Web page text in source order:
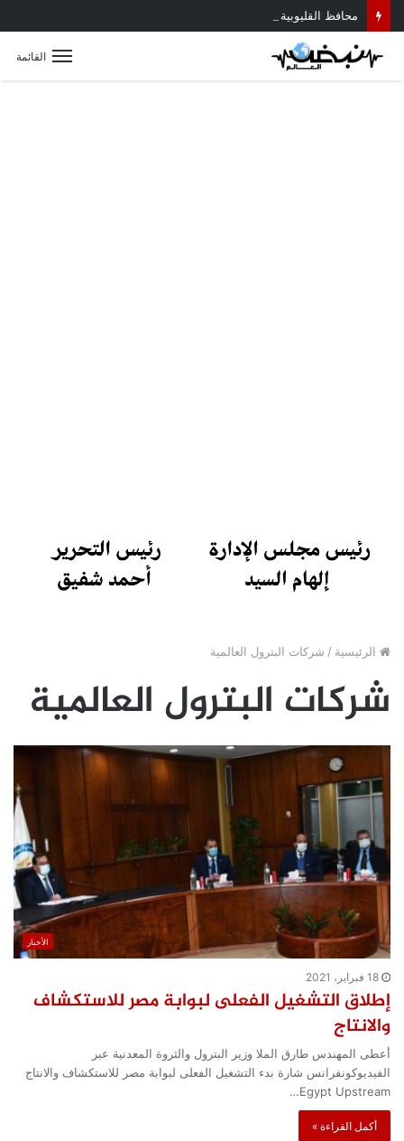
القائمة
الرئيسية / شركات البترول العالمية
شركات البترول العالمية
الأخبار
18 فبراير، 2021
إطلاق التشغيل الفعلى لبوابة مصر للاستكشاف
والانتاج
أعطى المهندس طارق الملا وزير البترول والثروة المعدنية عبر
الفيديوكونفرانس شارة بدء التشغيل الفعلى لبوابة مصر للاستكشاف والانتاج
Egypt Upstream…
أكمل القراءة »